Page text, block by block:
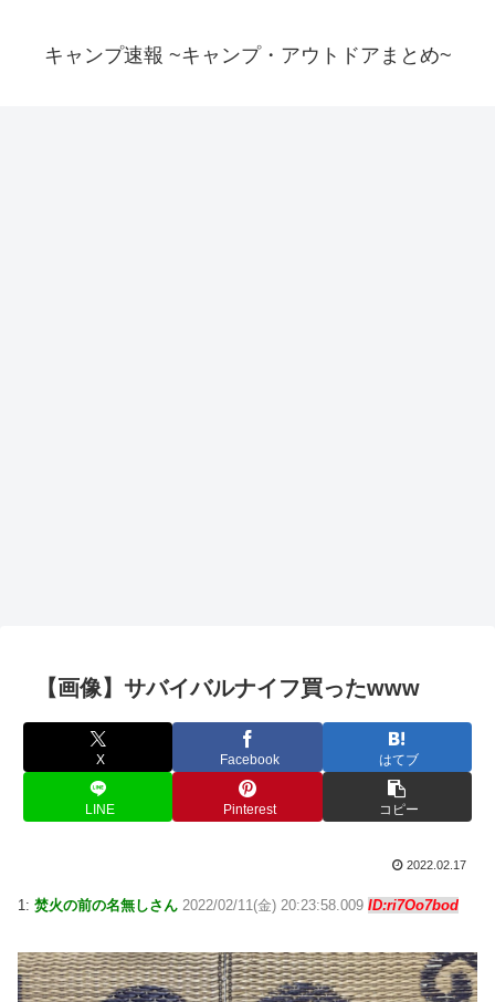
キャンプ速報 ~キャンプ・アウトドアまとめ~
【画像】サバイバルナイフ買ったwww
X Facebook はてブ
LINE Pinterest コピー
2022.02.17
1: 焚火の前の名無しさん 2022/02/11(金) 20:23:58.009 ID:ri7Oo7bod